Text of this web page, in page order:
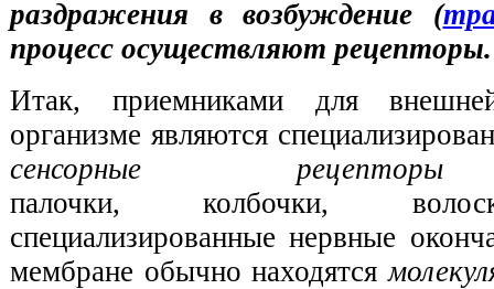
раздражения в возбуждение (
процесс осуществляют рецепторы.
Итак, приемниками для
организме являются
сенсорные
палочки, колбочки,
специализированные нервные
мембране обычно находятся